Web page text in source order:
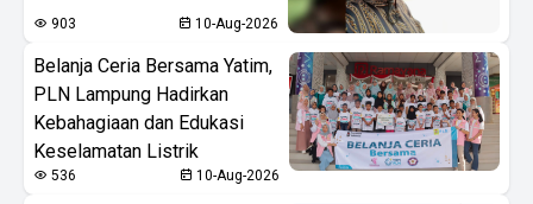
903 10-Aug-2026
Belanja Ceria Bersama Yatim,
PLN Lampung Hadirkan
Kebahagiaan dan Edukasi
Keselamatan Listrik
536 10-Aug-2026